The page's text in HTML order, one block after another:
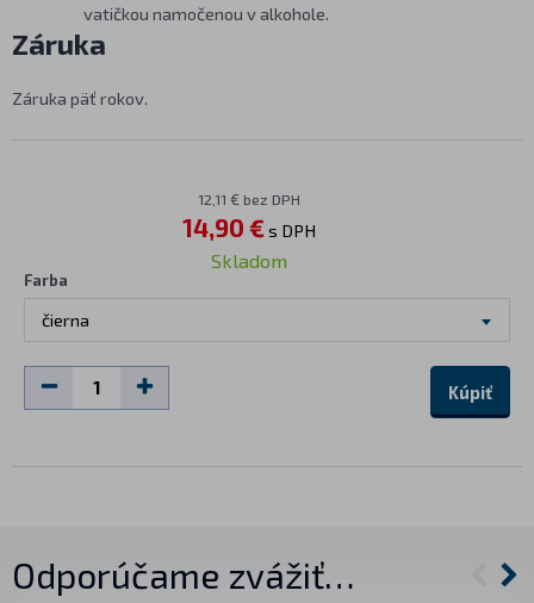
vatičkou namočenou v alkohole.
Záruka
Záruka päť rokov.
12,11 € bez DPH
14,90 € s DPH
Skladom
Farba
čierna
Kúpiť
Odporúčame zvážiť…